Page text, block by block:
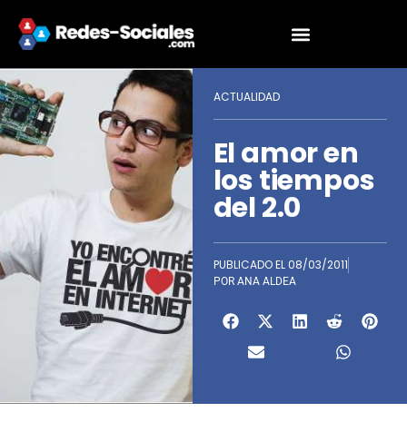
ACTUALIDAD
El amor en
los tiempos
del 2.0
PUBLICADO EL 08/03/2011
POR ANA ALDEA